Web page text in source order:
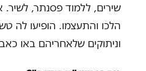
שירים, ללמוד פסנתר, לשיר.
הלכו והתעצמו. הופיעו לה
וניתוקים שלאחריהם באו